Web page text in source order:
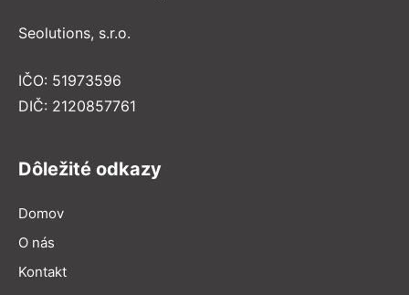
Seolutions, s.r.o.
IČO: 51973596
DIČ: 2120857761
Dôležité odkazy
Domov
O nás
Kontakt